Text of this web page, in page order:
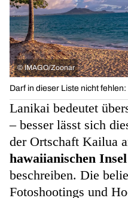
© IMAGO/Zoonar
Darf in dieser Liste nicht
Lanikai bedeutet
– besser lässt sich
der Ortschaft Kailua
hawaiianischen
beschreiben. Die
Fotoshootings und